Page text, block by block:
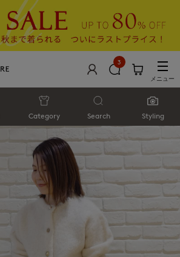
3
メニュー
Category Search Styling